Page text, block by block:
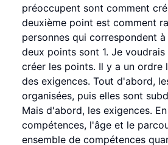
préoccupent sont comment
deuxième point est comment
personnes qui correspondent
deux points sont 1. Je
créer les points. Il y a un ordre
des exigences. Tout d'abord,
organisées, puis elles sont
Mais d'abord, les exigences.
compétences, l'âge et le
ensemble de compétences